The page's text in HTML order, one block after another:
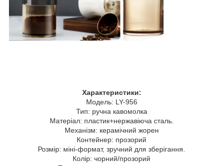
Характеристики:
Модель: LY-956
Тип: ручна кавомолка
Матеріал: пластик+нержавіюча сталь.
Механізм: керамічний жорен
Контейнер: прозорий
Розмір: міні-формат, зручний для зберігання.
Колір: чорний/прозорий